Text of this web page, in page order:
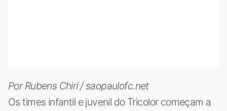
Por Rubens Chiri / saopaulofc.net
Os times infantil e juvenil do Tricolor começam a